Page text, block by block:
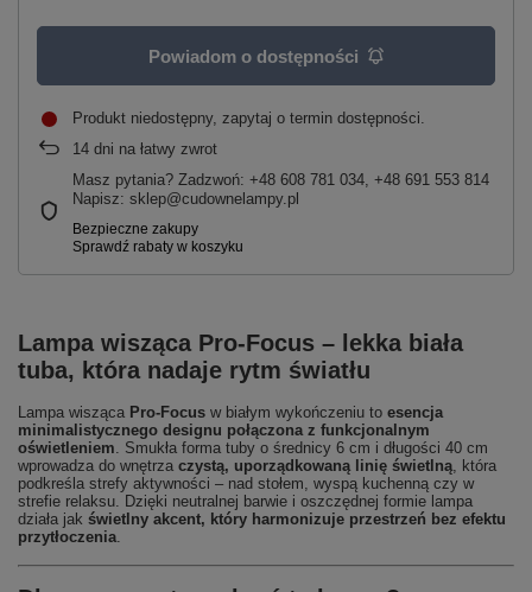
Powiadom o dostępności
Produkt niedostępny, zapytaj o termin dostępności
14 dni na łatwy zwrot
Masz pytania? Zadzwoń: +48 608 781 034, +48 691 553 814
Napisz: sklep@cudownelampy.pl
Lampa wisząca Pro-Focus – lekka biała
tuba, która nadaje rytm światłu
Lampa wisząca Pro-Focus w białym wykończeniu to esencja
minimalistycznego designu połączona z funkcjonalnym
oświetleniem. Smukła forma tuby o średnicy 6 cm i długości 40 cm
wprowadza do wnętrza czystą, uporządkowaną linię świetlną, która
podkreśla strefy aktywności – nad stołem, wyspą kuchenną czy w
strefie relaksu. Dzięki neutralnej barwie i oszczędnej formie lampa
działa jak świetlny akcent, który harmonizuje przestrzeń bez efektu
przytłoczenia.